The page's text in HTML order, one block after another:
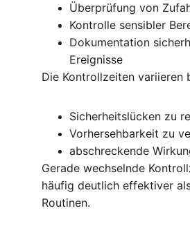
Überprüfung von
Kontrolle sensibler
Dokumentation
Ereignisse
Die Kontrollzeiten variieren
Sicherheitslücken zu
Vorhersehbarkeit zu
abschreckende
Gerade wechselnde
häufig deutlich effektiver
Routinen.